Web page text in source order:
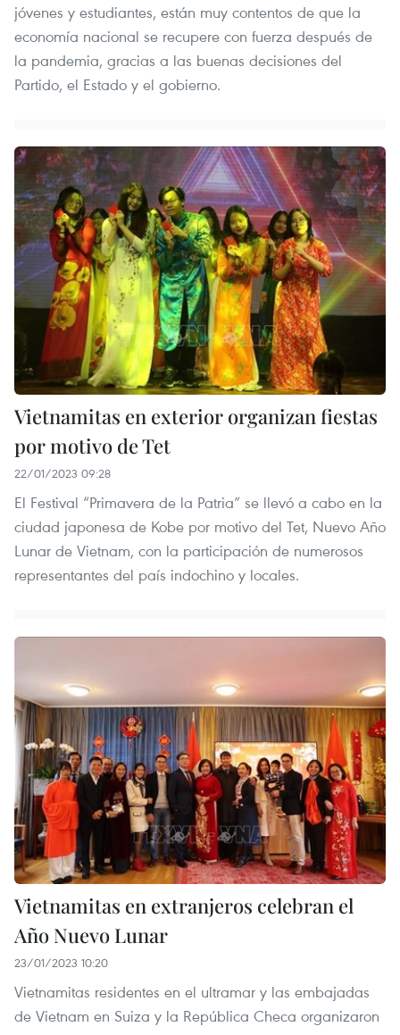
jóvenes y estudiantes, están muy contentos de que la
economía nacional se recupere con fuerza después de
la pandemia, gracias a las buenas decisiones del
Partido, el Estado y el gobierno.
Vietnamitas en exterior organizan fiestas
por motivo de Tet
22/01/2023 09:28
El Festival “Primavera de la Patria” se llevó a cabo en la
ciudad japonesa de Kobe por motivo del Tet, Nuevo Año
Lunar de Vietnam, con la participación de numerosos
representantes del país indochino y locales.
Vietnamitas en extranjeros celebran el
Año Nuevo Lunar
23/01/2023 10:20
Vietnamitas residentes en el ultramar y las embajadas
de Vietnam en Suiza y la República Checa organizaron